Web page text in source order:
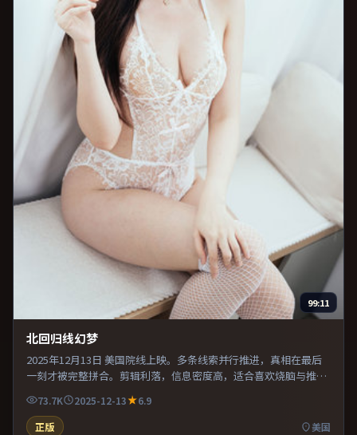
99:11
北回归线幻梦
2025年12月13日 美国院线上映。多条线索并行推进，真相在最后
一刻才被完整拼合。剪辑利落，信息密度高，适合喜欢烧脑与推理
的观众。片尾留白意味深长，值得二刷细品台词与构图。
73.7K 2025-12-13
6.9
正版
美国